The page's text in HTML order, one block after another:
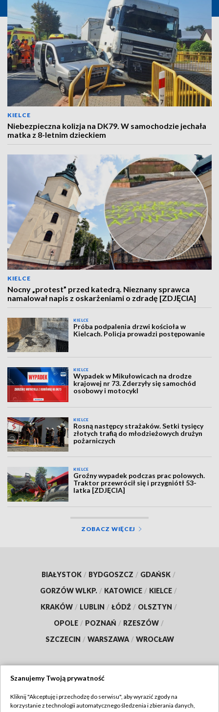
KIELCE
Niebezpieczna kolizja na DK79. W samochodzie jechała
matka z 8-letnim dzieckiem
KIELCE
Nocny „protest” przed katedrą. Nieznany sprawca
namalował napis z oskarżeniami o zdradę [ZDJĘCIA]
KIELCE
Próba podpalenia drzwi kościoła w
Kielcach. Policja prowadzi postępowanie
KIELCE
Wypadek w Mikułowicach na drodze
krajowej nr 73. Zderzyły się samochód
osobowy i motocykl
KIELCE
Rosną następcy strażaków. Setki tysięcy
złotych trafią do młodzieżowych drużyn
pożarniczych
KIELCE
Groźny wypadek podczas prac polowych.
Traktor przewrócił się i przygniótł 53-
latka [ZDJĘCIA]
ZOBACZ WIĘCEJ
BIAŁYSTOK / BYDGOSZCZ / GDAŃSK /
GORZÓW WLKP. / KATOWICE / KIELCE /
KRAKÓW / LUBLIN / ŁÓDŹ / OLSZTYN /
OPOLE / POZNAŃ / RZESZÓW /
SZCZECIN / WARSZAWA / WROCŁAW
TVP
Szanujemy Twoją prywatność
Kliknij "Akceptuję i przechodzę do serwisu", aby wyrazić zgody na
korzystanie z technologii automatycznego śledzenia i zbierania danych,